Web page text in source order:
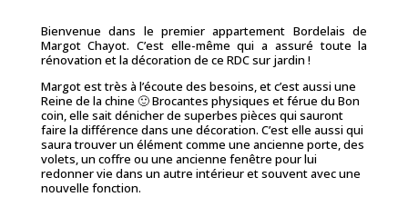
Bienvenue dans le premier appartement Bordelais de
Margot Chayot. C’est elle-même qui a assuré toute la
rénovation et la décoration de ce RDC sur jardin !
Margot est très à l’écoute des besoins, et c’est aussi une
Reine de la chine 🙂 Brocantes physiques et férue du Bon
coin, elle sait dénicher de superbes pièces qui sauront
faire la différence dans une décoration. C’est elle aussi qui
saura trouver un élément comme une ancienne porte, des
volets, un coffre ou une ancienne fenêtre pour lui
redonner vie dans un autre intérieur et souvent avec une
nouvelle fonction.